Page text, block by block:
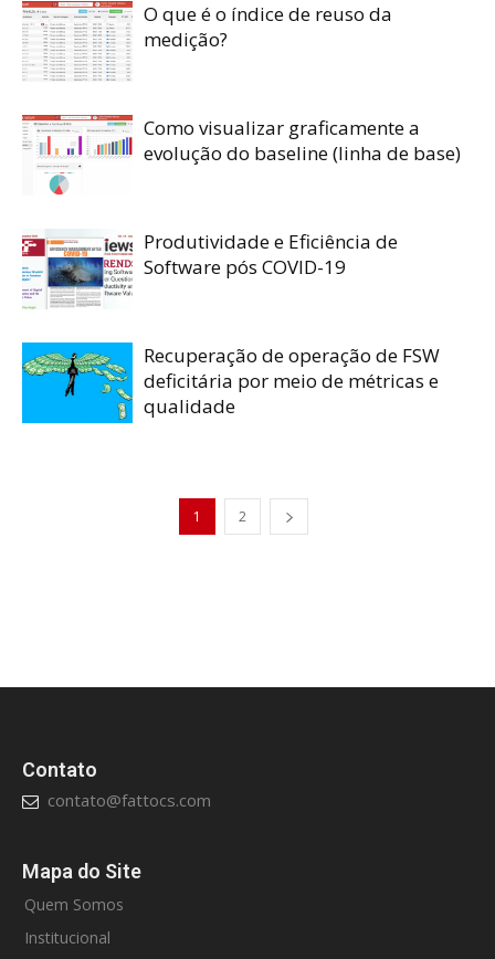
O que é o índice de reuso da
medição?
Como visualizar graficamente a
evolução do baseline (linha de base)
Produtividade e Eficiência de
Software pós COVID-19
Recuperação de operação de FSW
deficitária por meio de métricas e
qualidade
1 2
Contato
contato@fattocs.com
Mapa do Site
Quem Somos
Institucional